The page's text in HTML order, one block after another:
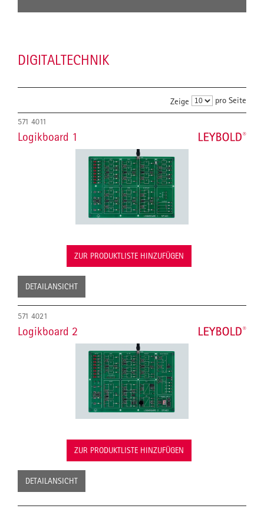
DIGITALTECHNIK
Zeige pro Seite
571 4011
Logikboard 1
ZUR PRODUKTLISTE HINZUFÜGEN
DETAILANSICHT
571 4021
Logikboard 2
ZUR PRODUKTLISTE HINZUFÜGEN
DETAILANSICHT